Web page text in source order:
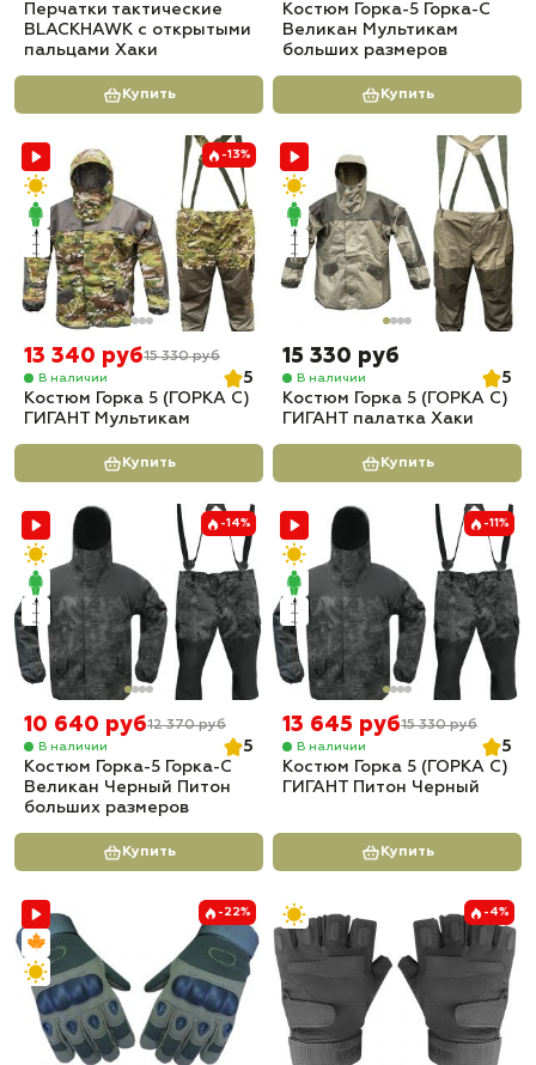
Перчатки тактические
BLACKHAWK с открытыми
пальцами Хаки
Купить
Костюм Горка-5 Горка-С
Великан Мультикам
больших размеров
Купить
-13%
13 340 руб15 330 руб
В наличии
5
Костюм Горка 5 (ГОРКА С)
ГИГАНТ Мультикам
Купить
15 330 руб
В наличии
5
Костюм Горка 5 (ГОРКА С)
ГИГАНТ палатка Хаки
Купить
-14%
10 640 руб12 370 руб
В наличии
5
Костюм Горка-5 Горка-С
Великан Черный Питон
больших размеров
Купить
-11%
13 645 руб15 330 руб
В наличии
5
Костюм Горка 5 (ГОРКА С)
ГИГАНТ Питон Черный
Купить
-22% -4%